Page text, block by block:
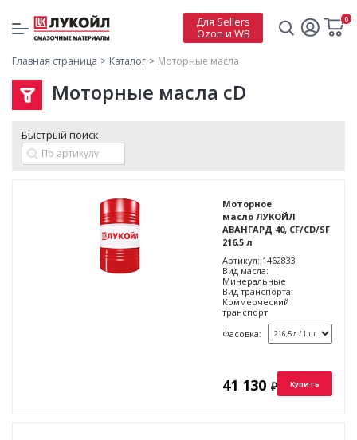
Для Sellers
Ozon и WB
0
Главная страница Каталог Моторные масла
Моторные масла cD
Быстрый поиск
Моторное
масло ЛУКОЙЛ
АВАНГАРД 40, CF/CD/SF
216,5 л
Артикул: 1462833
Вид масла:
Минеральные
Вид транспорта:
Коммерческий
транспорт
Фасовка:
41 130 ₽ Купить